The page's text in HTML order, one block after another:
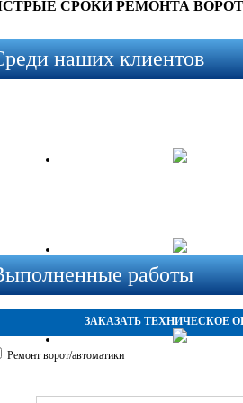
СРОКИ РЕМОНТА ВОРОТ
наших клиентов
работы
ЗАКАЗАТЬ ТЕХНИЧЕСКОЕ
Ремонт ворот/автоматики